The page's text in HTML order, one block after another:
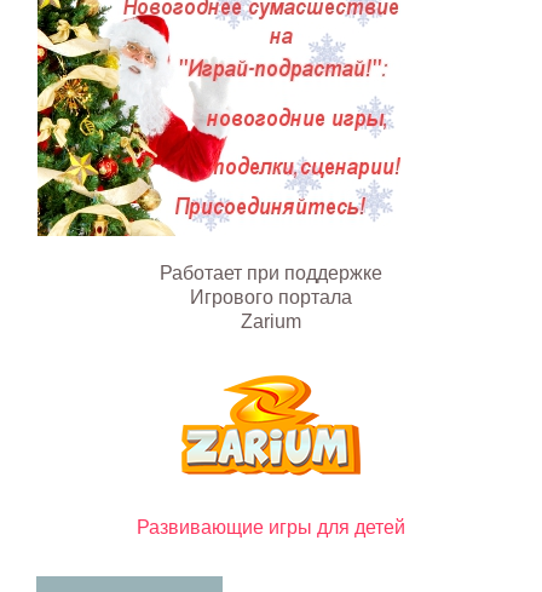
Работает при поддержке
Игрового портала
Zarium
Развивающие игры для детей